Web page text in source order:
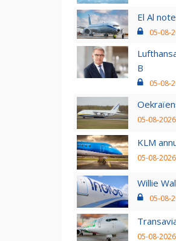
El Al
05-08-
B
05-08-
05-08-
KLM
05-08-
Willie
05-08-
05-08-